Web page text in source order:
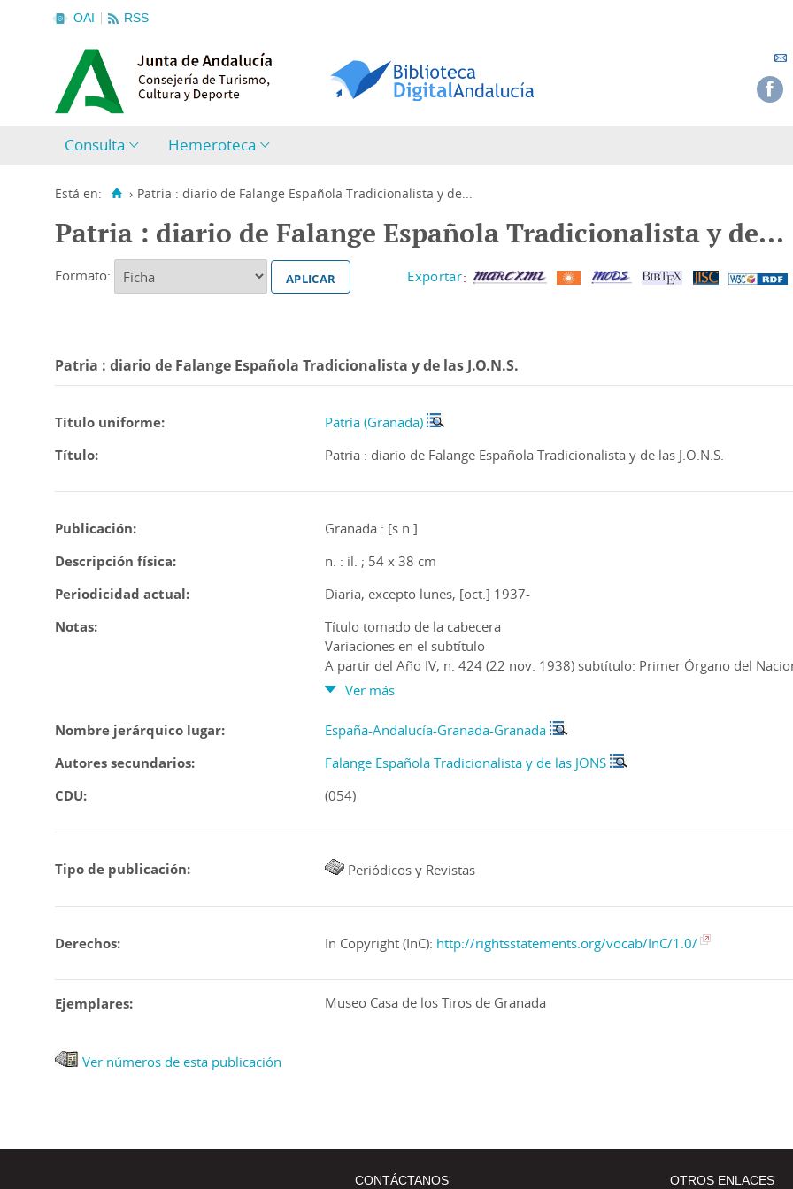
OAI RSS
Consulta Hemeroteca
Está en: › Patria : diario de Falange Española Tradicionalista y de...
Patria : diario de Falange Española Tradicionalista y de...
Formato:
Patria : diario de Falange Española Tradicionalista y de las J.O.N.S.
Título uniforme:
Patria (Granada)
Título:
Patria : diario de Falange Española Tradicionalista y de las J.O.N.S.
Publicación:
Granada : [s.n.]
Descripción física:
n. : il. ; 54 x 38 cm
Periodicidad actual:
Diaria, excepto lunes, [oct.] 1937-
Notas:
Título tomado de la cabecera
Variaciones en el subtítulo
A partir del Año IV, n. 424 (22 nov. 1938) subtítulo: Primer Órgano del
A partir del Año V, n. 685 (14 oct. 1939) subtítulo: Diario de Falange Española
Tercera edición en el n. 2518 del Año IX (dic. 1944)
Copia digital : realizada por la Biblioteca de Andalucía
Algunos n. con suplementos
Interrumpida entre el 31 ag. 1939 y el 14 oct. 1939
Descripción basada en: Segunda época, año III, n. 125 (1 oct. 1937)
Ver más
Nombre jerárquico lugar:
España-Andalucía-Granada-Granada
Autores secundarios:
Falange Española Tradicionalista y de las JONS
CDU:
(054)
Tipo de publicación: Periódicos y Revistas
Derechos: In Copyright (InC): http://rightsstatements.org/vocab/InC/1.0/
Ejemplares: Museo Casa de los Tiros de Granada
Ver números de esta publicación
CONTÁCTANOS OTROS ENLACES